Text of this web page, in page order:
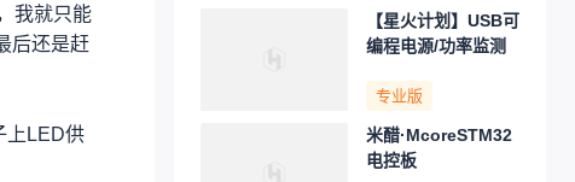
我就只能
后还是赶
上LED供
【星火计划】USB可
编程电源/功率监测
专业版
米醋·McoreSTM32
电控板